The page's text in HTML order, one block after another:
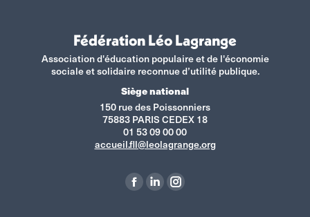
Fédération Léo Lagrange
Association d'éducation populaire et de l'économie
sociale et solidaire reconnue d’utilité publique.
Siège national
150 rue des Poissonniers
75883 PARIS CEDEX 18
01 53 09 00 00
accueil.fll@leolagrange.org
La
La
La